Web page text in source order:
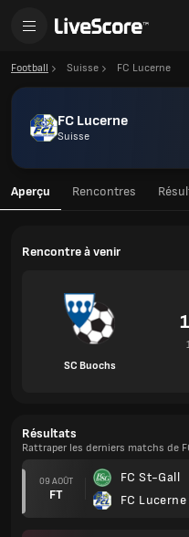
Football Suisse FC Lucerne
FC Lucerne
Suisse
Aperçu Rencontres
Rencontre à venir
SC Buochs
Résultats
Rattraper les derniers matchs de
09 AOÛT
FT
FC St-Gall
FC Lucerne